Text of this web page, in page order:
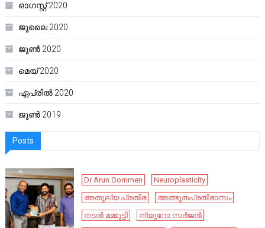
ഓഗസ്റ്റ്‌ 2020
ജൂലൈ 2020
ജൂൺ 2020
മെയ്‌ 2020
ഏപ്രിൽ 2020
ജൂൺ 2019
Posts
Dr Arun Oommen
Neuroplasticity
അതുല്യ പ്രതിഭ
അത്ഭുതപ്രതിഭാസം
നടൻ മമ്മൂട്ടി
ന്യൂറോ സർജൻ